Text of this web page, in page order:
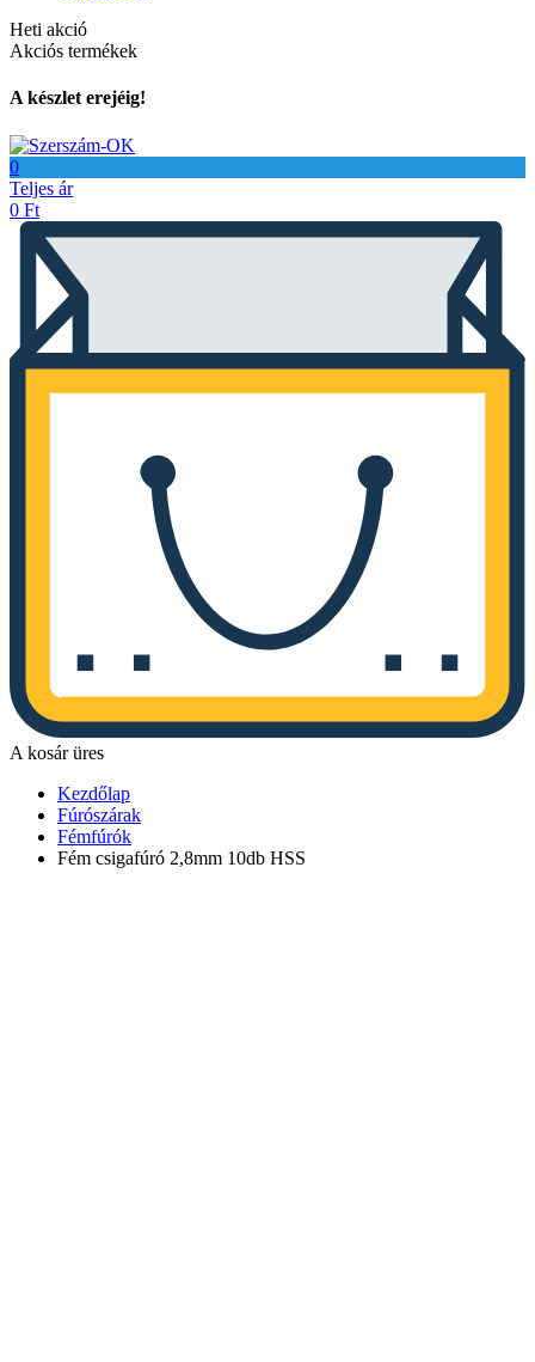
Heti akció
Akciós termékek
A készlet erejéig!
0
Teljes ár
0 Ft
A kosár üres
Kezdőlap
Fúrószárak
Fémfúrók
Fém csigafúró 2,8mm 10db HSS